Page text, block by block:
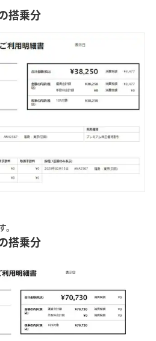
乗者の姓名を入力します。
所
2026年5月18日までの
2026年5月19日以降の
の搭乗分
）で入力します。
搭乗分
ベット（例:SORANO）で入力しま
す。
で検索可能です。
（10桁）とWebパスワードを入
クすると会員ログインができ、
す。
ァベットは、記載どおり、半
ださい。
搭乗分
搭乗分